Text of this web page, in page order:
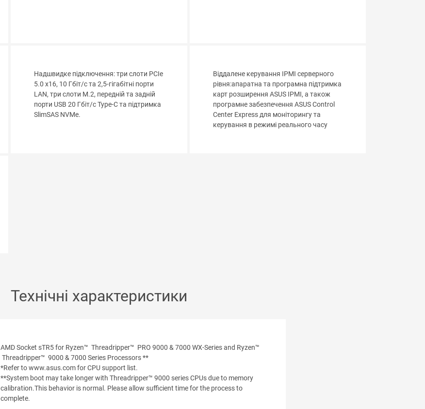
Надшвидке підключення: три слоти PCIe
5.0 x16, 10 Гбіт/с та 2,5-гігабітні порти
LAN, три слоти M.2, передній та задній
порти USB 20 Гбіт/с Type-C та підтримка
SlimSAS NVMe.
Віддалене керування IPMI серверного
рівня:апаратна та програмна підтримка
карт розширення ASUS IPMI, а також
програмне забезпечення ASUS Control
Center Express для моніторингу та
керування в режимі реального часу
Технічні характеристики
AMD Socket sTR5 for Ryzen™ Threadripper™ PRO 9000 & 7000 WX-Series and Ryzen™
Threadripper™ 9000 & 7000 Series Processors **
*Refer to www.asus.com for CPU support list.
**System boot may take longer with Threadripper™ 9000 series CPUs due to memory
calibration.This behavior is normal. Please allow sufficient time for the process to
complete.